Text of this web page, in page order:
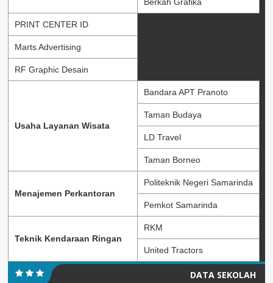
PRINT CENTER ID
Marts Advertising
RF Graphic Desain
Usaha Layanan Wisata
Bandara APT Pranoto
Taman Budaya
LD Travel
Taman Borneo
Menajemen Perkantoran
Politeknik Negeri Samarinda
Pemkot Samarinda
Teknik Kendaraan Ringan
RKM
United Tractors
DATA SEKOLAH